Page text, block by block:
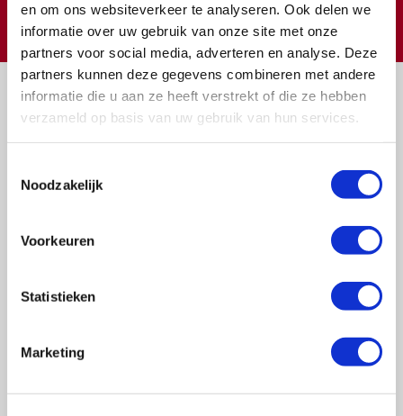
en om ons websiteverkeer te analyseren. Ook delen we
informatie over uw gebruik van onze site met onze
partners voor social media, adverteren en analyse. Deze
partners kunnen deze gegevens combineren met andere
informatie die u aan ze heeft verstrekt of die ze hebben
verzameld op basis van uw gebruik van hun services.
Noodzakelijk
Voorkeuren
Statistieken
Marketing
€ Doneer
Vragen?
of bel ons op:
Ziektebeelden
EGPA